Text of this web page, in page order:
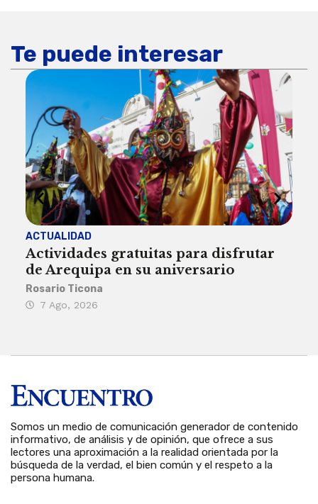
Te puede interesar
ACTUALIDAD
Actividades gratuitas para disfrutar
de Arequipa en su aniversario
Rosario Ticona
7 Ago, 2026
Somos un medio de comunicación generador de contenido
informativo, de análisis y de opinión, que ofrece a sus
lectores una aproximación a la realidad orientada por la
búsqueda de la verdad, el bien común y el respeto a la
persona humana.